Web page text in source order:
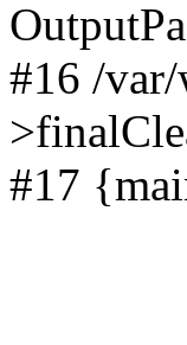
#16 /
#17